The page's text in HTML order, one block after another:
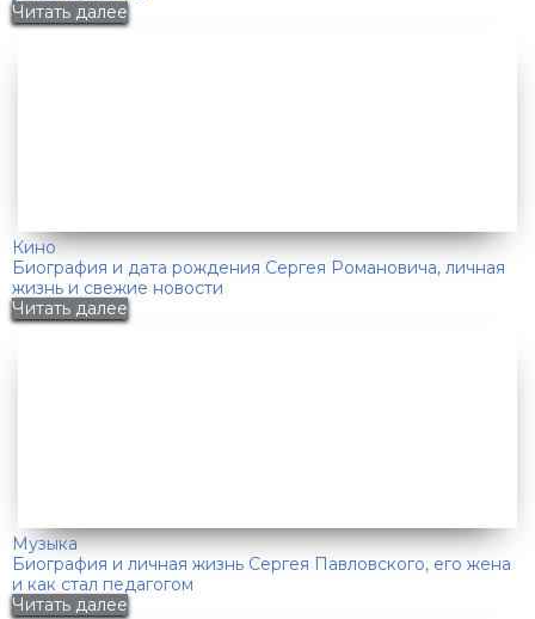
Читать далее
Кино
Биография и дата рождения Сергея Романовича, личная
жизнь и свежие новости
Читать далее
Музыка
Биография и личная жизнь Сергея Павловского, его жена
и как стал педагогом
Читать далее